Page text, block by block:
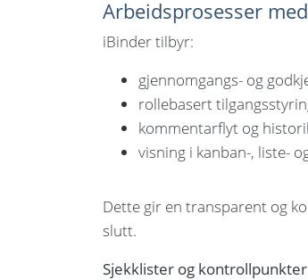
Arbeidsprosesser
iBinder tilbyr:
gjennomgangs- og
rollebasert
kommentarflyt og
visning i kanban-, liste-
Dette gir en transparent og
slutt.
Sjekklister og kontrollpunkter